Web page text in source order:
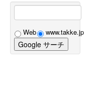
Web www.takke.jp